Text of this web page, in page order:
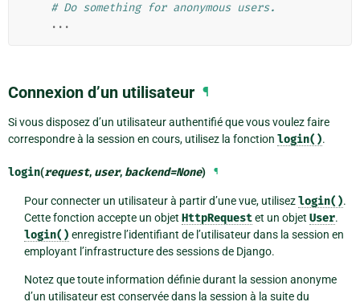
# Do something for anonymous users.
...
Connexion d’un utilisateur ¶
Si vous disposez d’un utilisateur authentifié que vous voulez faire
correspondre à la session en cours, utilisez la fonction login().
login(request, user, backend=None) ¶
Pour connecter un utilisateur à partir d’une vue, utilisezlogin().
Cette fonction accepte un objet HttpRequestet un objet User.
login() enregistre l’identifiant de l’utilisateur dans la session en
employant l’infrastructure des sessions de Django.
Notez que toute information définie durant la session anonyme
d’un utilisateur est conservée dans la session à la suite du